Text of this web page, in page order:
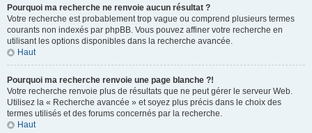
Pourquoi ma recherche ne renvoie aucun résultat ?
Votre recherche est probablement trop vague ou comprend plusieurs termes
courants non indexés par phpBB. Vous pouvez affiner votre recherche en
utilisant les options disponibles dans la recherche avancée.
Haut
Pourquoi ma recherche renvoie une page blanche ?!
Votre recherche renvoie plus de résultats que ne peut gérer le serveur Web.
Utilisez la « Recherche avancée » et soyez plus précis dans le choix des
termes utilisés et des forums concernés par la recherche.
Haut